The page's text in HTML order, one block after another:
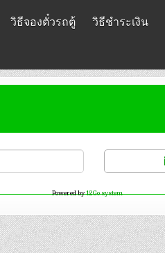
วิธีจองตั๋วรถตู้ วิธีชำระเงิน
Powered by12Go system